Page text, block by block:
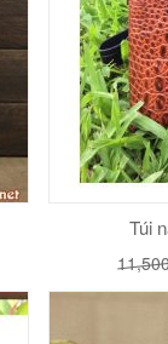
Túi